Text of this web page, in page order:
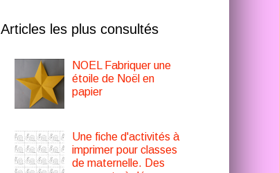
Articles les plus consultés
NOEL Fabriquer une
étoile de Noël en
papier
Une fiche d'activités à
imprimer pour classes
de maternelle. Des